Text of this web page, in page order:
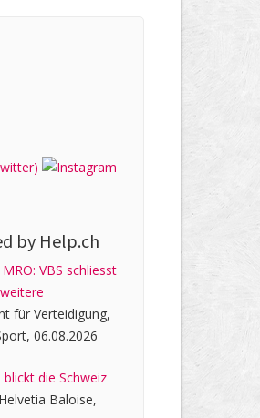
by Help.ch
VBS schliesst
für Verteidigung,
06.08.2026
die Schweiz
Helvetia Baloise,